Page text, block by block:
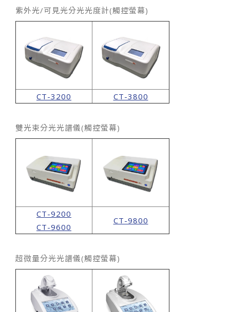
紫外光/可見光分光光度計(觸控螢幕)
CT-3200 CT-3800
雙光束分光光譜儀(觸控螢幕)
CT-9200
CT-9600
CT-9800
超微量分光光譜儀(觸控螢幕)